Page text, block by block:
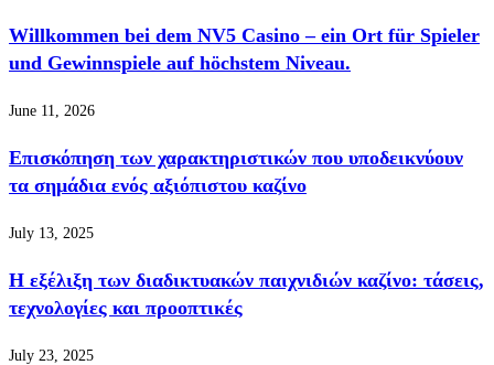
Willkommen bei dem NV5 Casino – ein Ort für Spieler
und Gewinnspiele auf höchstem Niveau.
June 11, 2026
Επισκόπηση των χαρακτηριστικών που υποδεικνύουν
τα σημάδια ενός αξιόπιστου καζίνο
July 13, 2025
Η εξέλιξη των διαδικτυακών παιχνιδιών καζίνο: τάσεις,
τεχνολογίες και προοπτικές
July 23, 2025